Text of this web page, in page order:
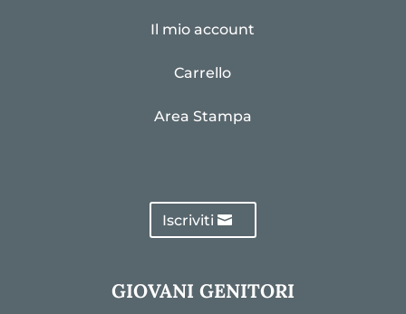
Il mio account
Carrello
Area Stampa
Iscriviti
GIOVANI GENITORI